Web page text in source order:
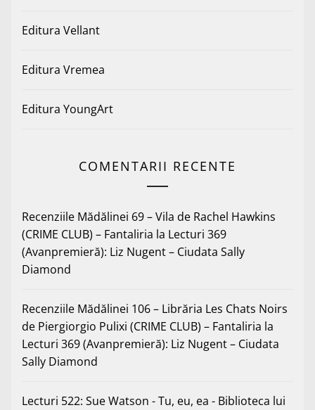
Editura Vellant
Editura Vremea
Editura YoungArt
COMENTARII RECENTE
Recenziile Mădălinei 69 – Vila de Rachel Hawkins
(CRIME CLUB) – Fantaliria la Lecturi 369
(Avanpremieră): Liz Nugent – Ciudata Sally
Diamond
Recenziile Mădălinei 106 – Librăria Les Chats Noirs
de Piergiorgio Pulixi (CRIME CLUB) – Fantaliria la
Lecturi 369 (Avanpremieră): Liz Nugent – Ciudata
Sally Diamond
Lecturi 522: Sue Watson - Tu, eu, ea - Biblioteca lui